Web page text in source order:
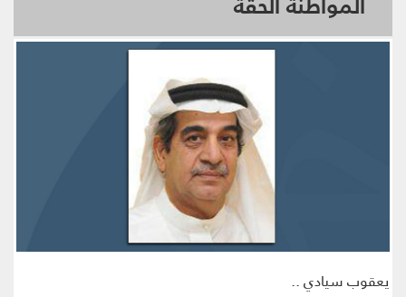
يعقوب سيادي ..